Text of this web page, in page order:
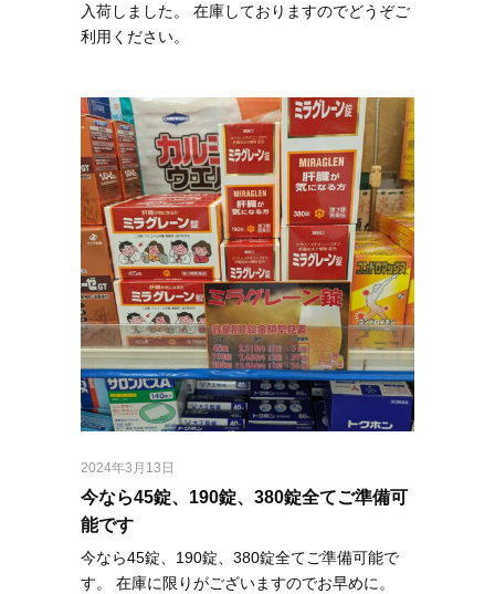
入荷しました。 在庫しておりますのでどうぞご
利用ください。
2024年3月13日
今なら45錠、190錠、380錠全てご準備可
能です
今なら45錠、190錠、380錠全てご準備可能で
す。 在庫に限りがございますのでお早めに。